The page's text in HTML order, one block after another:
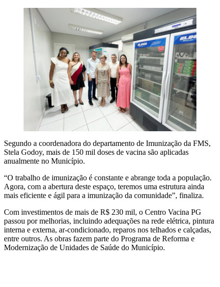
Segundo a coordenadora do departamento de Imunização da FMS,
Stela Godoy, mais de 150 mil doses de vacina são aplicadas
anualmente no Município.
“O trabalho de imunização é constante e abrange toda a população.
Agora, com a abertura deste espaço, teremos uma estrutura ainda
mais eficiente e ágil para a imunização da comunidade”, finaliza.
Com investimentos de mais de R$ 230 mil, o Centro Vacina PG
passou por melhorias, incluindo adequações na rede elétrica, pintura
interna e externa, ar-condicionado, reparos nos telhados e calçadas,
entre outros. As obras fazem parte do Programa de Reforma e
Modernização de Unidades de Saúde do Município.